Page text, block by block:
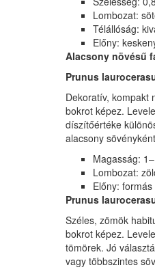
Lombozat:
Télállóság:
Előny:
Alacsony növésű
Prunus
Dekoratív, kompakt
bokrot képez.
díszítőértéke
alacsony
Magasság:
Lombozat:
Előny:
Prunus
Széles, zömök
bokrot képez.
tömörek. Jó
vagy többszintes